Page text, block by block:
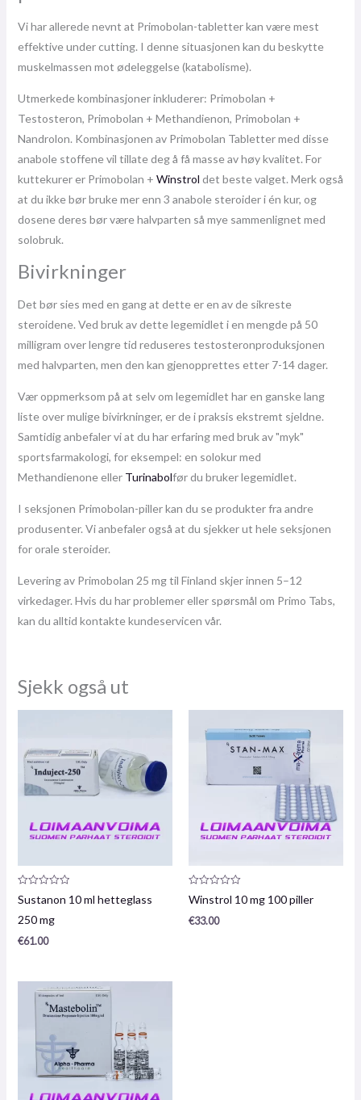
Vi har allerede nevnt at Primobolan-tabletter kan være mest
effektive under cutting. I denne situasjonen kan du beskytte
muskelmassen mot ødeleggelse (katabolisme).
Utmerkede kombinasjoner inkluderer: Primobolan +
Testosteron, Primobolan + Methandienon, Primobolan +
Nandrolon. Kombinasjonen av Primobolan Tabletter med disse
anabole stoffene vil tillate deg å få masse av høy kvalitet. For
kuttekurer er Primobolan + Winstrol det beste valget. Merk også
at du ikke bør bruke mer enn 3 anabole steroider i én kur, og
dosene deres bør være halvparten så mye sammenlignet med
solobruk.
Bivirkninger
Det bør sies med en gang at dette er en av de sikreste
steroidene. Ved bruk av dette legemidlet i en mengde på 50
milligram over lengre tid reduseres testosteronproduksjonen
med halvparten, men den kan gjenopprettes etter 7-14 dager.
Vær oppmerksom på at selv om legemidlet har en ganske lang
liste over mulige bivirkninger, er de i praksis ekstremt sjeldne.
Samtidig anbefaler vi at du har erfaring med bruk av "myk"
sportsfarmakologi, for eksempel: en solokur med
Methandienone eller Turinabolfør du bruker legemidlet.
I seksjonen Primobolan-piller kan du se produkter fra andre
produsenter. Vi anbefaler også at du sjekker ut hele seksjonen
for orale steroider.
Levering av Primobolan 25 mg til Finland skjer innen 5–12
virkedager. Hvis du har problemer eller spørsmål om Primo Tabs,
kan du alltid kontakte kundeservicen vår.
Sjekk også ut
Produktanmeldelse:
0
5
Sustanon 10 ml hetteglass
250 mg
€61.00
Produktanmeldelse:
0
5
Winstrol 10 mg 100 piller
€33.00